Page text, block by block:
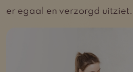
er egaal en verzorgd uitziet.